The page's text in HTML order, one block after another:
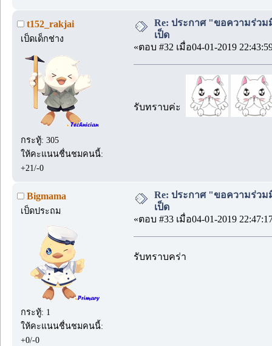
t152_rakjai
เป็ดเด็กช่าง
กระทู้: 305
ให้คะแนนชื่นชมคนนี้:
+21/-0
Re: ประกาศ "ขอความร่ว
เป็ด
«ตอบ #32 เมื่อ04-01-2019
รับทราบค่ะ
Bigmama
เป็ดประถม
กระทู้: 1
ให้คะแนนชื่นชมคนนี้:
+0/-0
Re: ประกาศ "ขอความร่ว
เป็ด
«ตอบ #33 เมื่อ04-01-2019
รับทราบคร่า